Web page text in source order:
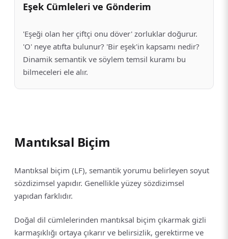
Eşek Cümleleri ve Gönderim
'Eşeği olan her çiftçi onu döver' zorluklar doğurur.
'O' neye atıfta bulunur? 'Bir eşek'in kapsamı nedir?
Dinamik semantik ve söylem temsil kuramı bu
bilmeceleri ele alır.
Mantıksal Biçim
Mantıksal biçim (LF), semantik yorumu belirleyen soyut
sözdizimsel yapıdır. Genellikle yüzey sözdizimsel
yapıdan farklıdır.
Doğal dil cümlelerinden mantıksal biçim çıkarmak gizli
karmaşıklığı ortaya çıkarır ve belirsizlik, gerektirme ve